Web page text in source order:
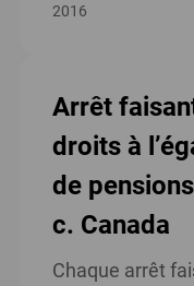
2016
Arrêt
droits à
de
c. Canada
Chaque arrêt